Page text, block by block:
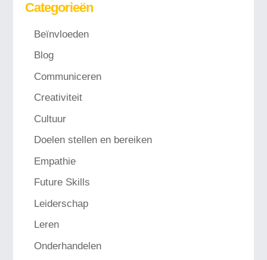
Categorieën
Beïnvloeden
Blog
Communiceren
Creativiteit
Cultuur
Doelen stellen en bereiken
Empathie
Future Skills
Leiderschap
Leren
Onderhandelen